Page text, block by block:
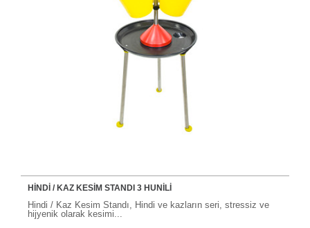
HİNDİ / KAZ KESİM STANDI 3 HUNİLİ
Hindi / Kaz Kesim Standı, Hindi ve kazların seri, stressiz ve
hijyenik olarak kesimi...